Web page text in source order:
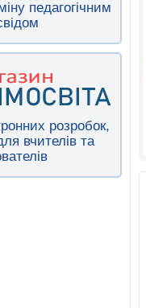
педагогічним
розробок,
вчителів та